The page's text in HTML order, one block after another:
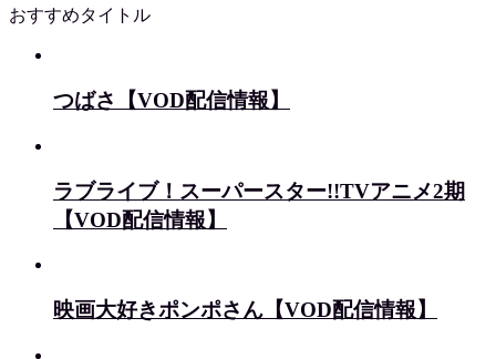
おすすめタイトル
つばさ【VOD配信情報】
ラブライブ！スーパースター!!TVアニメ2期
【VOD配信情報】
映画大好きポンポさん【VOD配信情報】